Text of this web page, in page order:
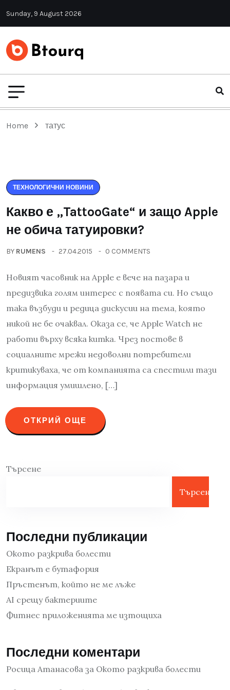
Sunday, 9 August 2026
Home татус
ТЕХНОЛОГИЧНИ НОВИНИ
Какво е „TattooGate“ и защо Apple
не обича татуировки?
BY RUMENS 27.04.2015 0 COMMENTS
Новият часовник на Apple е вече на пазара и
предизвика голям интерес с появата си. Но също
така възбуди и редица дискусии на тема, която
никой не бе очаквал. Оказа се, че Apple Watch не
работи върху всяка китка. Чрез постове в
социалните мрежи недоволни потребители
критикуваха, че от компанията са спестили тази
информация умишлено, […]
ОТКРИЙ ОЩЕ
Търсене
Търсене
Последни публикации
Окото разкрива болести
Екранът е бутафория
Пръстенът, който не ме лъже
AI срещу бактериите
Фитнес приложенията ме изтощиха
Последни коментари
Росица Атанасова за Окото разкрива болести